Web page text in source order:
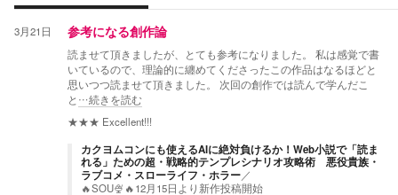
3月21日 参考になる創作論
読ませて頂きましたが、とても参考になりました。 私は感覚で書
いているので、理論的に纏めてくださったこの作品はなるほどと
思いつつ読ませて頂きました。 次回の創作では読んで学んだこ
と …続きを読む
★★★ Excellent!!!
カクヨムコンにも使えるAIに絶対負けるか！Web小説で「読ま
れる」ための超・戦略的テンプレシナリオ攻略術 悪役貴族・
ラブコメ・スローライフ・ホラー／
🔥SOU🍨🔥12月15日より新作投稿開始